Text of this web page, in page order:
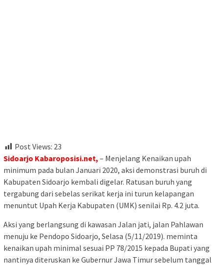
Post Views: 23
Sidoarjo Kabaroposisi.net, – Menjelang Kenaikan upah
minimum pada bulan Januari 2020, aksi demonstrasi buruh di
Kabupaten Sidoarjo kembali digelar. Ratusan buruh yang
tergabung dari sebelas serikat kerja ini turun kelapangan
menuntut Upah Kerja Kabupaten (UMK) senilai Rp. 4.2 juta.
Aksi yang berlangsung di kawasan Jalan jati, jalan Pahlawan
menuju ke Pendopo Sidoarjo, Selasa (5/11/2019). meminta
kenaikan upah minimal sesuai PP 78/2015 kepada Bupati yang
nantinya diteruskan ke Gubernur Jawa Timur sebelum tanggal